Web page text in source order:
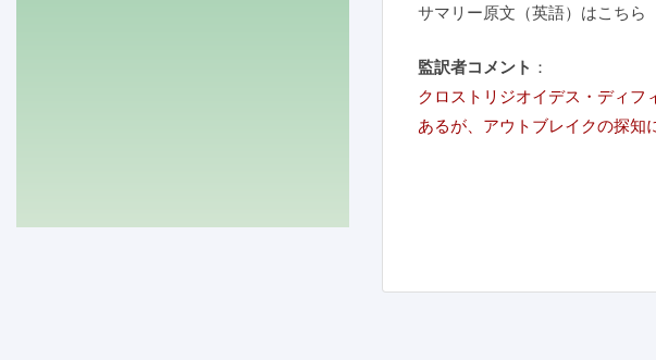
サマリー原文（英語）はこちら
監訳者コメント ：
クロストリジオイデス・ディ
あるが、アウトブレイクの探知